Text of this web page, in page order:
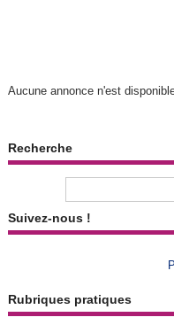
Aucune annonce n'est
Recherche
Suivez-nous !
Rubriques pratiques